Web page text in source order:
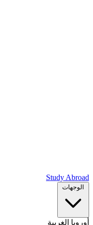
Study Abroad
الوجهات
أوروبا الغربية